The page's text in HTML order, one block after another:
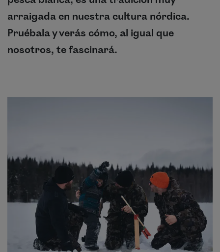
arraigada en nuestra cultura nórdica.
Pruébala y verás cómo, al igual que
nosotros, te fascinará.